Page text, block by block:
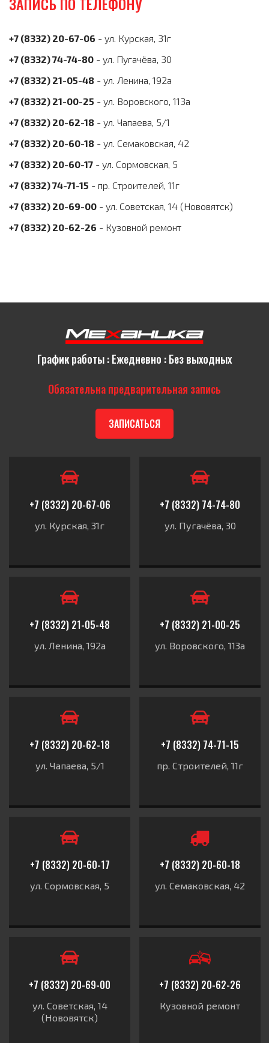
+7 (8332) 20-67-06 - ул. Курская, 31г
+7 (8332) 74-74-80 - ул. Пугачёва, 30
+7 (8332) 21-05-48 - ул. Ленина, 192а
+7 (8332) 21-00-25 - ул. Воровского, 113а
+7 (8332) 20-62-18 - ул. Чапаева, 5/1
+7 (8332) 20-60-18 - ул. Семаковская, 42
+7 (8332) 20-60-17 - ул. Сормовская, 5
+7 (8332) 74-71-15 - пр. Строителей, 11г
+7 (8332) 20-69-00 - ул. Советская, 14 (Нововятск)
+7 (8332) 20-62-26 - Кузовной ремонт
График работы : Ежедневно : Без выходных
Обязательна предварительная запись
ЗАПИСАТЬСЯ
+7 (8332) 20-67-06
ул. Курская, 31г
+7 (8332) 74-74-80
ул. Пугачёва, 30
+7 (8332) 21-05-48
ул. Ленина, 192а
+7 (8332) 21-00-25
ул. Воровского, 113а
+7 (8332) 20-62-18
ул. Чапаева, 5/1
+7 (8332) 74-71-15
пр. Строителей, 11г
+7 (8332) 20-60-17
ул. Сормовская, 5
+7 (8332) 20-60-18
ул. Семаковская, 42
+7 (8332) 20-69-00
ул. Советская, 14
(Нововятск)
+7 (8332) 20-62-26
Кузовной ремонт